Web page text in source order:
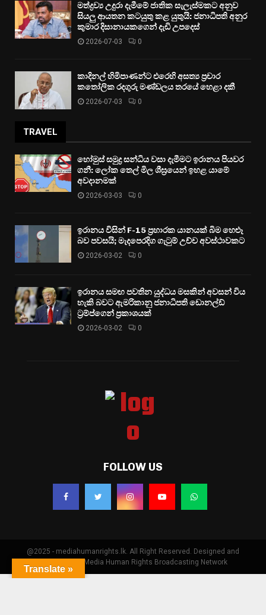
මත්ද්‍රව්‍ය උදුරා දැමීමේ ජාතික සැලැස්මකට අනුව
සියලු ආයතන කටයුතු කළ යුතුයි: ජනාධිපති අනුර
කුමාර දිසානායකගෙන් දැඩි උපදෙස්
2026-07-03 0
කාදිනල් හිමිපාණන්ට එරෙහි අසත්‍ය ප්‍රචාර
කතෝලික රදගුරු මණ්ඩලය තරයේ හෙළා දකී
2026-07-03 0
TRAVEL
හෝමුස් සමුද්‍ර සන්ධිය වසා දැමීමට ඉරානය පියවර
ගනී: ලෝක තෙල් මිල ශීඝ්‍රයෙන් ඉහළ යාමේ
අවදානමක්
2026-03-03 0
ඉරානය විසින් F-15 ප්‍රහාරක යානයක් බිම හෙළූ
බව පවසයි; මැදපෙරදිග ගැටුම් උච්ච අවස්ථාවකට
2026-03-02 0
ඉරානය සමඟ පවතින යුද්ධය මසකින් අවසන් විය
හැකි බවට ඇමරිකානු ජනාධිපති ඩොනල්ඩ්
ට්‍රම්ප්ගෙන් ප්‍රකාශයක්
2026-03-02 0
FOLLOW US
@2025 - mediahumanrights.lk. All Right Reserved. Designed and
Developed by Media Human Rights Broadcasting Network
Translate »